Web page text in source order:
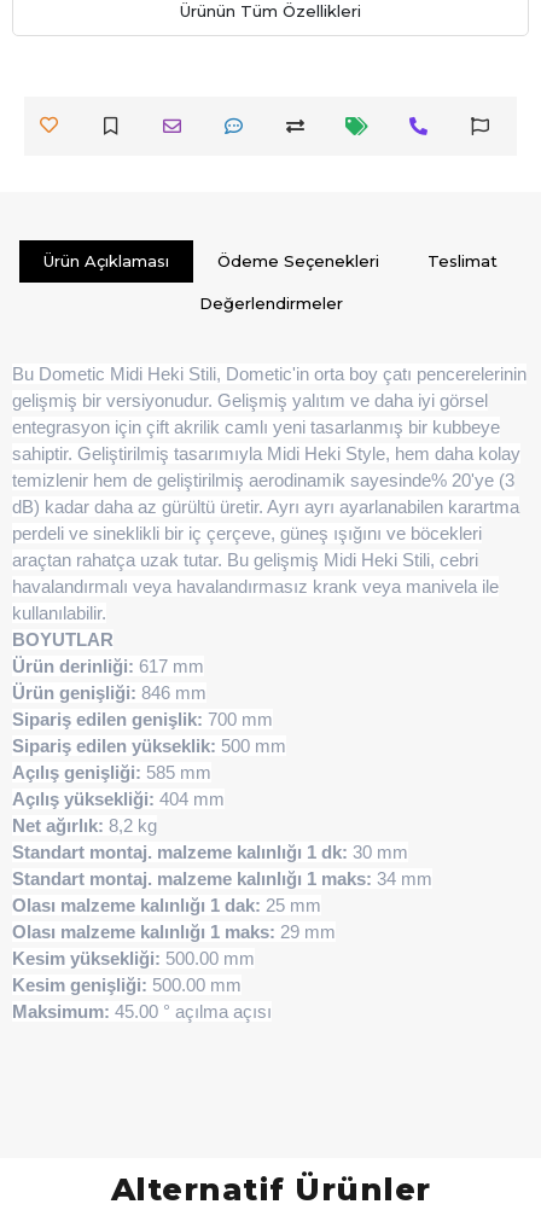
Ürünün Tüm Özellikleri
Ürün Açıklaması Ödeme Seçenekleri Teslimat
Değerlendirmeler
Bu Dometic Midi Heki Stili, Dometic'in orta boy çatı pencerelerinin
gelişmiş bir versiyonudur. Gelişmiş yalıtım ve daha iyi görsel
entegrasyon için çift akrilik camlı yeni tasarlanmış bir kubbeye
sahiptir. Geliştirilmiş tasarımıyla Midi Heki Style, hem daha kolay
temizlenir hem de geliştirilmiş aerodinamik sayesinde% 20'ye (3
dB) kadar daha az gürültü üretir. Ayrı ayrı ayarlanabilen karartma
perdeli ve sineklikli bir iç çerçeve, güneş ışığını ve böcekleri
araçtan rahatça uzak tutar. Bu gelişmiş Midi Heki Stili, cebri
havalandırmalı veya havalandırmasız krank veya manivela ile
kullanılabilir.
BOYUTLAR
Ürün derinliği: 617 mm
Ürün genişliği: 846 mm
Sipariş edilen genişlik: 700 mm
Sipariş edilen yükseklik: 500 mm
Açılış genişliği: 585 mm
Açılış yüksekliği: 404 mm
Net ağırlık: 8,2 kg
Standart montaj. malzeme kalınlığı 1 dk: 30 mm
Standart montaj. malzeme kalınlığı 1 maks: 34 mm
Olası malzeme kalınlığı 1 dak: 25 mm
Olası malzeme kalınlığı 1 maks: 29 mm
Kesim yüksekliği: 500.00 mm
Kesim genişliği: 500.00 mm
Maksimum: 45.00 ° açılma açısı
Alternatif Ürünler